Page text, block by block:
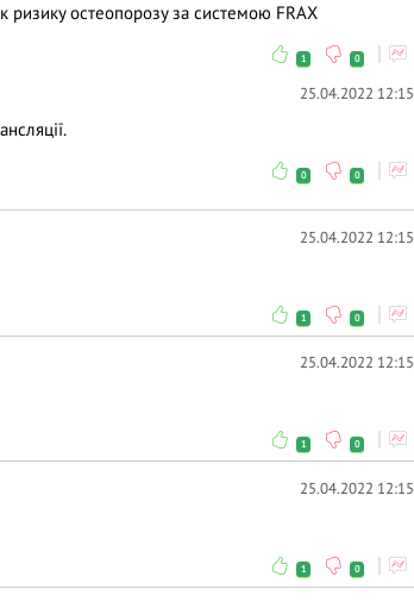
остеопорозу за системою FRAX
1 0
25.04.2022 12:15
0 0
25.04.2022 12:15
1 0
25.04.2022 12:15
1 0
25.04.2022 12:15
1 0